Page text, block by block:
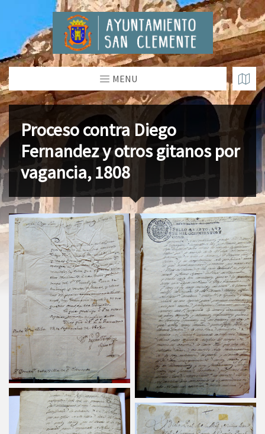
MENU
Proceso contra Diego
Fernandez y otros gitanos por
vagancia, 1808